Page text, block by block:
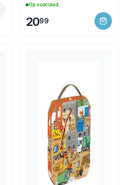
Op voorraad
2099